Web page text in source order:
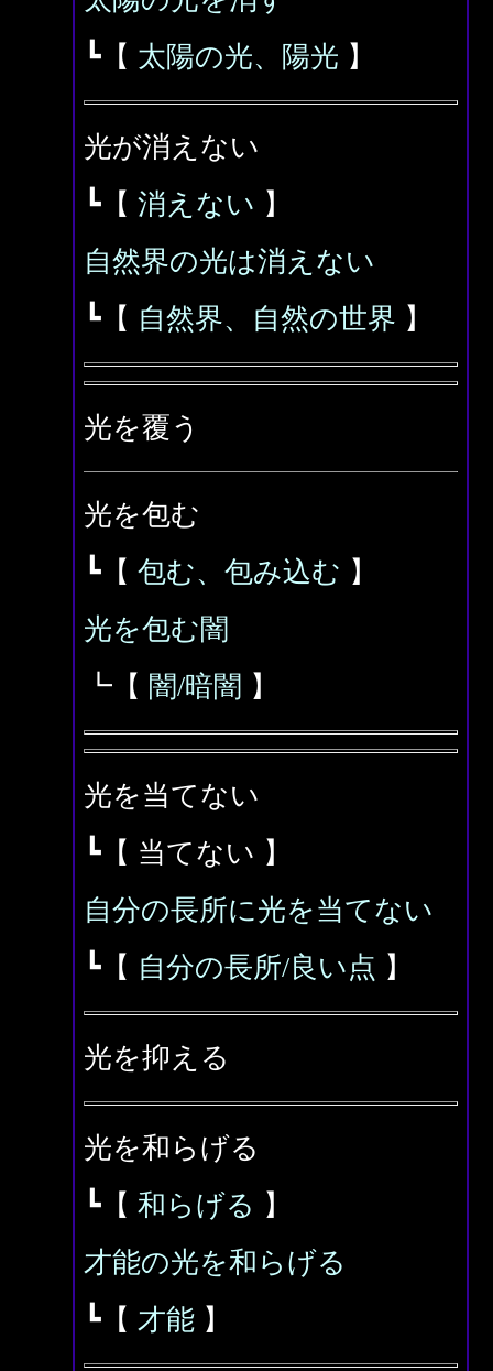
┗【 太陽の光、陽光 】
光が消えない
┗【 消えない 】
自然界の光は消えない
┗【 自然界、自然の世界 】
光を覆う
光を包む
┗【 包む、包み込む 】
光を包む闇
┗【 闇/暗闇 】
光を当てない
┗【 当てない 】
自分の長所に光を当てない
┗【 自分の長所/良い点 】
光を抑える
光を和らげる
┗【 和らげる 】
才能の光を和らげる
┗【 才能 】